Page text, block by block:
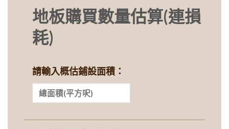
地板購買數量估算(連損
耗)
請輸入概估鋪設面積：